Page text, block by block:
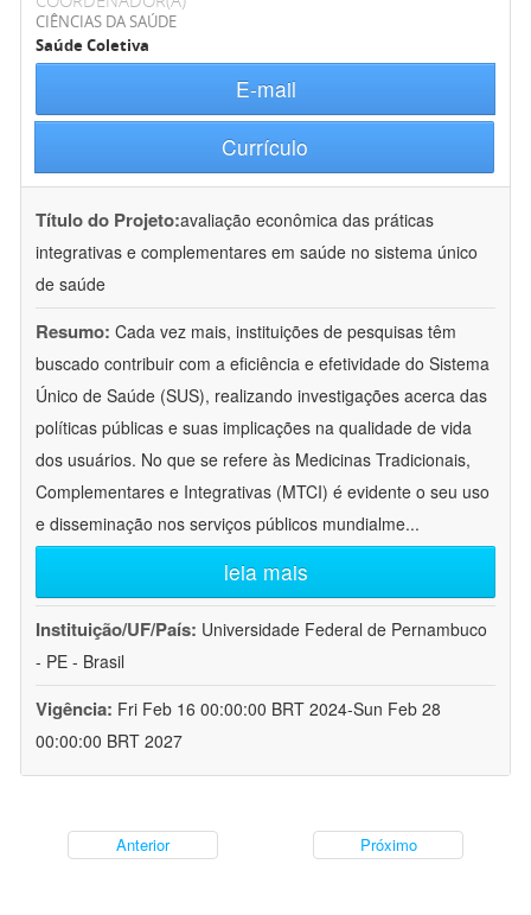
CIÊNCIAS DA SAÚDE
Saúde Coletiva
E-mail
Currículo
Título do Projeto:avaliação econômica das práticas
integrativas e complementares em saúde no sistema único
de saúde
Resumo: Cada vez mais, instituições de pesquisas têm
buscado contribuir com a eficiência e efetividade do Sistema
Único de Saúde (SUS), realizando investigações acerca das
políticas públicas e suas implicações na qualidade de vida
dos usuários. No que se refere às Medicinas Tradicionais,
Complementares e Integrativas (MTCI) é evidente o seu uso
e disseminação nos serviços públicos mundialme...
leia mais
Instituição/UF/País: Universidade Federal de Pernambuco
- PE - Brasil
Vigência: Fri Feb 16 00:00:00 BRT 2024-Sun Feb 28
00:00:00 BRT 2027
Anterior Próximo